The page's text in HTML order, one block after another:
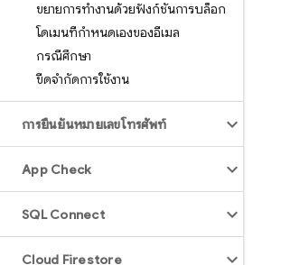
ขยายการทำงานด้วยฟังก์ชันการบล็อก
โดเมนที่กำหนดเองของอีเมล
กรณีศึกษา
ขีดจำกัดการใช้งาน
การยืนยันหมายเลขโทรศัพท์
App Check
SQL Connect
Cloud Firestore